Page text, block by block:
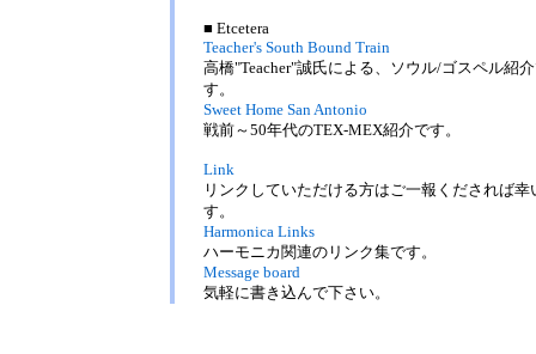
■ Etcetera
Teacher's South Bound Train
高橋"Teacher"誠氏による、ソウル/ゴスペル紹
す。
Sweet Home San Antonio
戦前～50年代のTEX-MEX紹介です。
Link
リンクしていただける方はご一報くだされば幸
す。
Harmonica Links
ハーモニカ関連のリンク集です。
Message board
気軽に書き込んで下さい。